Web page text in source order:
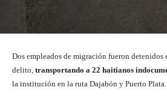
Dos empleados de migración fueron detenidos
delito, transportando a 22 haitianos
la institución en la ruta Dajabón y Puerto Plata.